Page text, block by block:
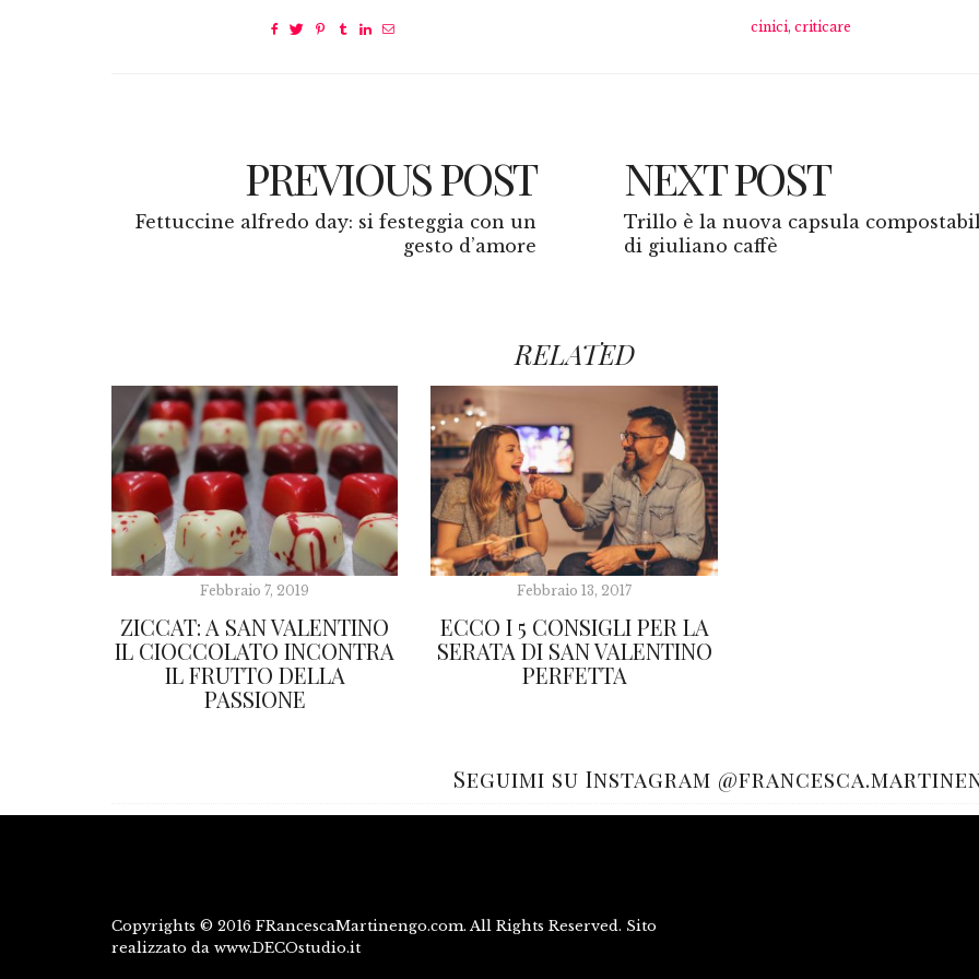
cinici, criticare
PREVIOUS POST
Fettuccine alfredo day: si festeggia con un
gesto d’amore
NEXT POST
Trillo è la nuova capsula
di giuliano caffè
RELATED
Febbraio 7, 2019
ZICCAT: A SAN VALENTINO
IL CIOCCOLATO INCONTRA
IL FRUTTO DELLA
PASSIONE
Febbraio 13, 2017
ECCO I 5 CONSIGLI PER LA
SERATA DI SAN VALENTINO
PERFETTA
Seguimi su Instagram
Copyrights © 2016 FRancescaMartinengo.com. All Rights Reserved. Sito
realizzato da www.DECOstudio.it